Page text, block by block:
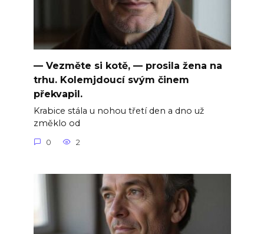
— Vezměte si kotě, — prosila žena na
trhu. Kolemjdoucí svým činem
překvapil.
Krabice stála u nohou třetí den a dno už
změklo od
0 2